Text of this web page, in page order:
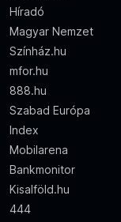
Híradó
Magyar Nemzet
Színház.hu
mfor.hu
888.hu
Szabad Európa
Index
Mobilarena
Bankmonitor
Kisalföld.hu
444